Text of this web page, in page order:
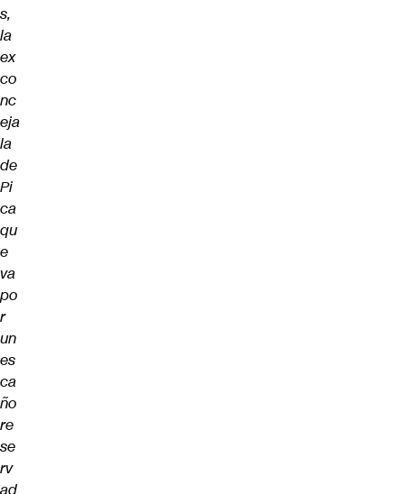
s,
la
ex
co
nc
eja
la
de
Pi
ca
qu
e
va
po
r
un
es
ca
ño
re
se
rv